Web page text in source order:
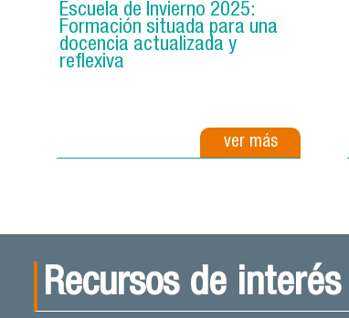
Escuela de Invierno 2025:
Formación situada para una
docencia actualizada y
reflexiva
ver más
Recursos de interés